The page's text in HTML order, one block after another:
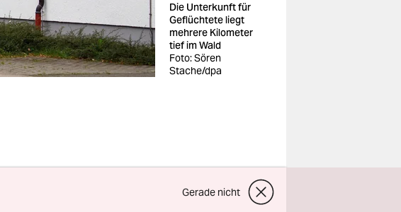
Die Unterkunft für
Geflüchtete liegt
mehrere Kilometer
tief im Wald
Foto: Sören
Stache/dpa
und wartet.
den Bus zum
Gerade nicht